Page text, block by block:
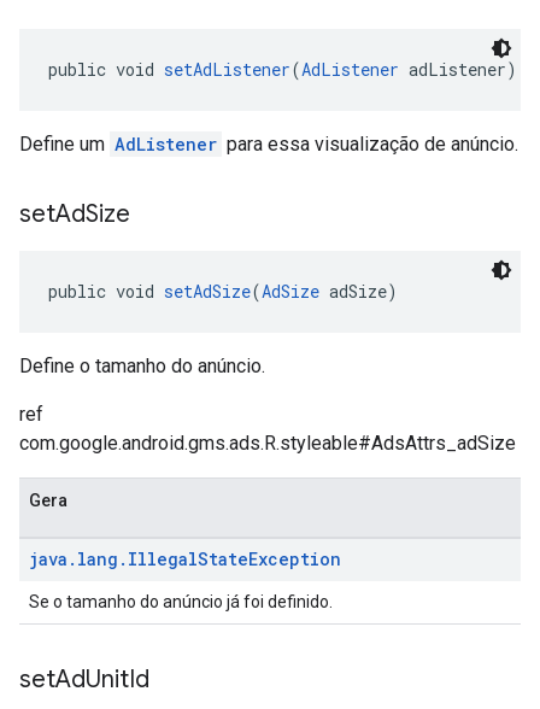
public void setAdListener(AdListener adListener)
Define um AdListener para essa visualização de anúncio.
setAdSize
public void setAdSize(AdSize adSize)
Define o tamanho do anúncio.
ref
com.google.android.gms.ads.R.styleable#AdsAttrs_adSize
Gera
java . lang . IllegalStateException
Se o tamanho do anúncio já foi definido.
setAdUnitId